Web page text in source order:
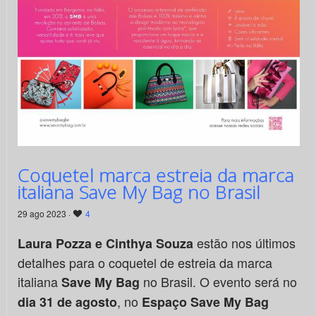
Coquetel marca estreia da marca
italiana Save My Bag no Brasil
29 ago 2023 · 4
Laura Pozza e Cinthya Souzaestão nos últimos
detalhes para o coquetel de estreia da marca
italianaSave My Bag no Brasil. O evento será no
dia 31 de agosto, no Espaço Save My Bag